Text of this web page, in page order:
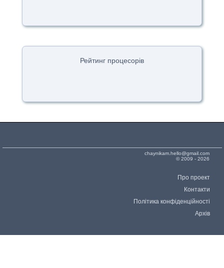
Рейтинг процесорів
chaynikam.hello@gmail.com
© 2009 - 2026
Про проект
Контакти
Політика конфіденційності
Архів